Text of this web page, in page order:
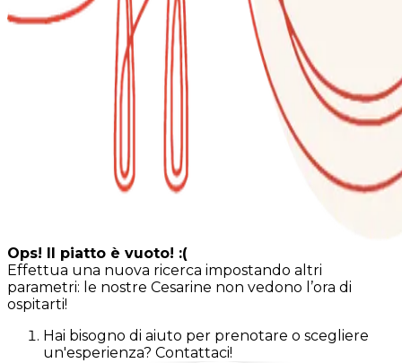
Ops! Il piatto è vuoto! :(
Effettua una nuova ricerca impostando altri
parametri: le nostre Cesarine non vedono l’ora di
ospitarti!
Hai bisogno di aiuto per prenotare o scegliere
un'esperienza? Contattaci!